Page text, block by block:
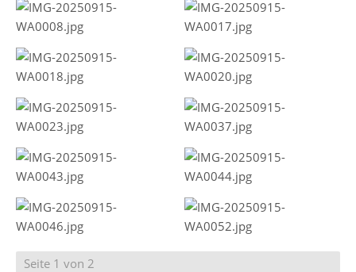
Seite 1 von 2